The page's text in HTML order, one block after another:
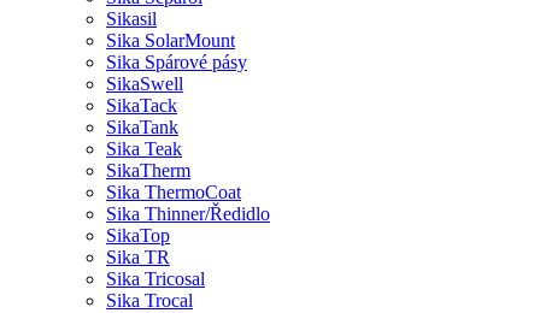
Sikasil
Sika SolarMount
Sika Spárové pásy
SikaSwell
SikaTack
SikaTank
Sika Teak
SikaTherm
Sika ThermoCoat
Sika Thinner/Ředidlo
SikaTop
Sika TR
Sika Tricosal
Sika Trocal